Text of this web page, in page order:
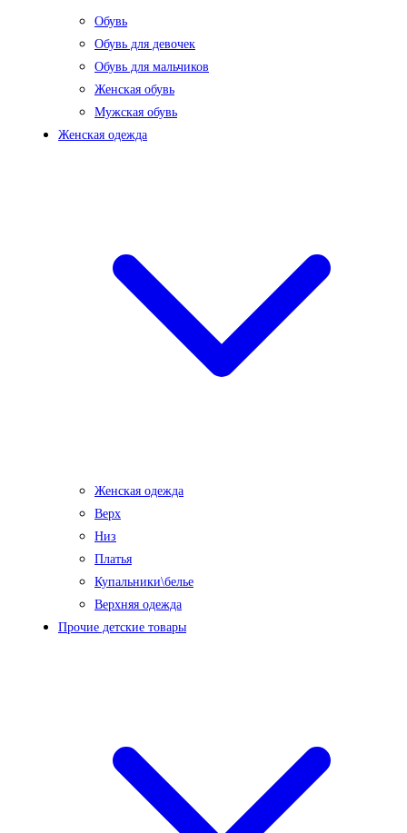
Обувь
Обувь для девочек
Обувь для мальчиков
Женская обувь
Мужская обувь
Женская одежда
Женская одежда
Верх
Низ
Платья
Купальники\белье
Верхняя одежда
Прочие детские товары